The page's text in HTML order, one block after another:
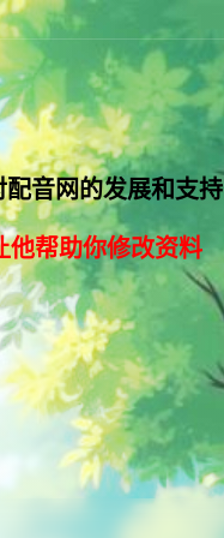
音网的发展和支持
他帮助你修改资料